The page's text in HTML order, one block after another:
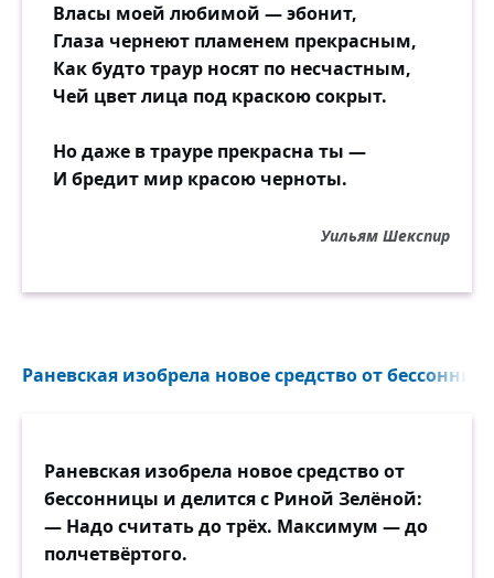
Власы моей любимой — эбонит,
Глаза чернеют пламенем прекрасным,
Как будто траур носят по несчастным,
Чей цвет лица под краскою сокрыт.
Но даже в трауре прекрасна ты —
И бредит мир красою черноты.
Уильям Шекспир
Раневская изобрела новое средство от
Раневская изобрела новое средство от
бессонницы и делится с Риной Зелёной:
— Надо считать до трёх. Максимум — до
полчетвёртого.